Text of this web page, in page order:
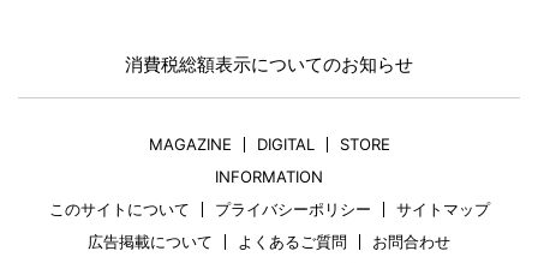
消費税総額表示についてのお知らせ
MAGAZINE DIGITAL
STORE
INFORMATION
このサイトについて
プライバシーポリシー
サイトマップ
広告掲載について
よくあるご質問
お問合わせ